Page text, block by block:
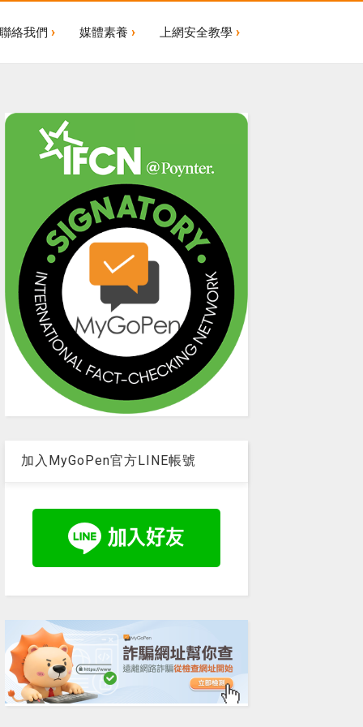
聯絡我們 媒體素養 上網安全教學
加入MyGoPen官方LINE帳號